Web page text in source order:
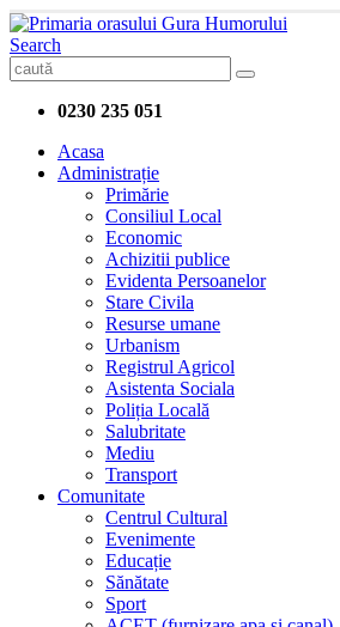
Search
0230 235 051
Acasa
Administrație
Primărie
Consiliul Local
Economic
Achizitii publice
Evidenta Persoanelor
Stare Civila
Resurse umane
Urbanism
Registrul Agricol
Asistenta Sociala
Poliția Locală
Salubritate
Mediu
Transport
Comunitate
Centrul Cultural
Evenimente
Educație
Sănătate
Sport